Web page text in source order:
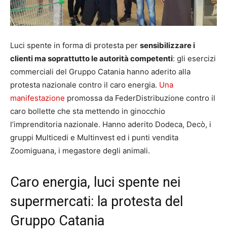
Luci spente in forma di protesta per sensibilizzare i
clienti ma soprattutto le autorità competenti: gli esercizi
commerciali del Gruppo Catania hanno aderito alla
protesta nazionale contro il caro energia. Una
manifestazione promossa da FederDistribuzione contro il
caro bollette che sta mettendo in ginocchio
l’imprenditoria nazionale. Hanno aderito Dodeca, Decò, i
gruppi Multicedi e Multinvest ed i punti vendita
Zoomiguana, i megastore degli animali.
Caro energia, luci spente nei
supermercati: la protesta del
Gruppo Catania